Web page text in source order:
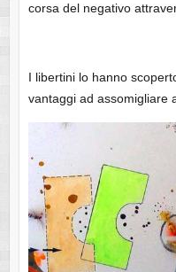
corsa del negativo
I libertini lo hanno
vantaggi ad assomigliare